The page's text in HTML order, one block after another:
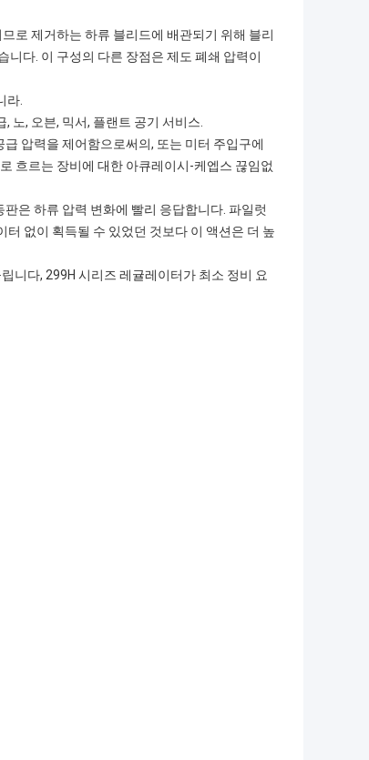
로 제거하는 하류 블리드에 배관되기 위해 블리
다. 이 구성의 다른 장점은 제도 폐쇄 압력이
라.
노, 오븐, 믹서, 플랜트 공기 서비스.
압력을 제어함으로써의, 또는 미터 주입구에
흐르는 장비에 대한 아큐레이시-케엡스 끊임없
은 하류 압력 변화에 빨리 응답합니다. 파일럿
없이 획득될 수 있었던 것보다 이 액션은 더 높
니다, 299H 시리즈 레귤레이터가 최소 정비 요